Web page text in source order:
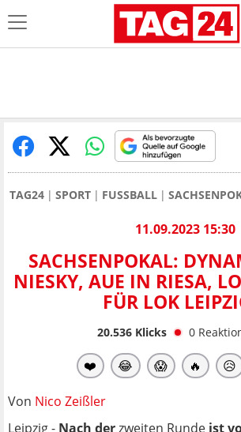
TAG24 SPORT FUSSBALL
11.09.2023 15:30
SACHSENPOKAL:
NIESKY, AUE IN RIESA,
FÜR LOK
20.536Klicks 0
❤️ 😂 😱 🔥 😥
Von Nico Zeißler
Leipzig - Nach derzweiten Runde ist